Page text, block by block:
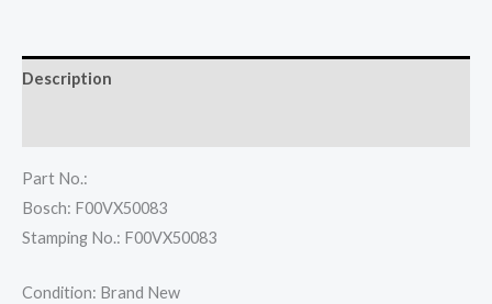
Description
Part No.:
Bosch: F00VX50083
Stamping No.: F00VX50083
Condition: Brand New